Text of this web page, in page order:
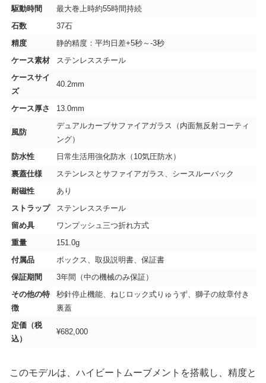
駆動時間
最大巻上時約55時間持続
石数
37石
精度
静的精度：平均日差+5秒～-3秒
ケース素材
ステンレススチール
ケースサイ
ズ
40.2mm
ケース厚さ 13.0mm
風防
デュアルカーブサファイアガラス（内面無反射コーティ
ング）
防水性
日常生活用強化防水（10気圧防水）
裏蓋仕様
ステンレスとサファイアガラス、シースルーバック
耐磁性
あり
ストラップ
ステンレススチール
留め具
ワンプッシュ三つ折れ方式
重量
151.0g
付属品
ボックス、取扱説明書、保証書
保証期間
3年間（中の機械のみ保証）
その他の特
徴
秒針停止機能、ねじロック式りゅうず、獅子の紋章付き
裏蓋
定価（税
込）
¥682,000
このモデルは、ハイビートムーブメントを搭載し、精度と